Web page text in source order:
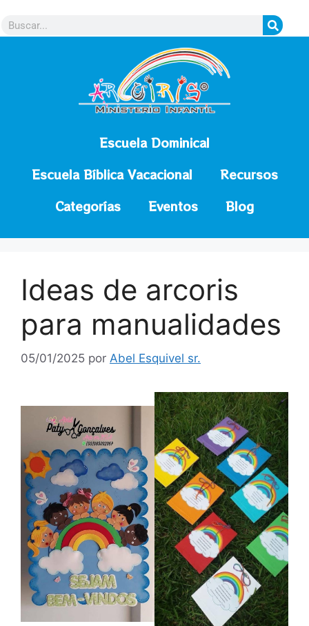
Escuela Dominical
Escuela Bíblica Vacacional
Recursos
Categorías
Eventos Blog
Ideas de arcoris
para manualidades
05/01/2025 por Abel Esquivel sr.